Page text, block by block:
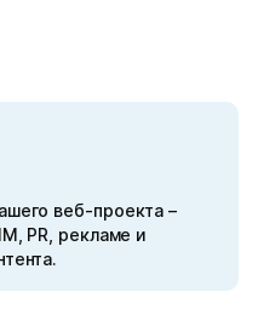
веб-проекта –
PR, рекламе и